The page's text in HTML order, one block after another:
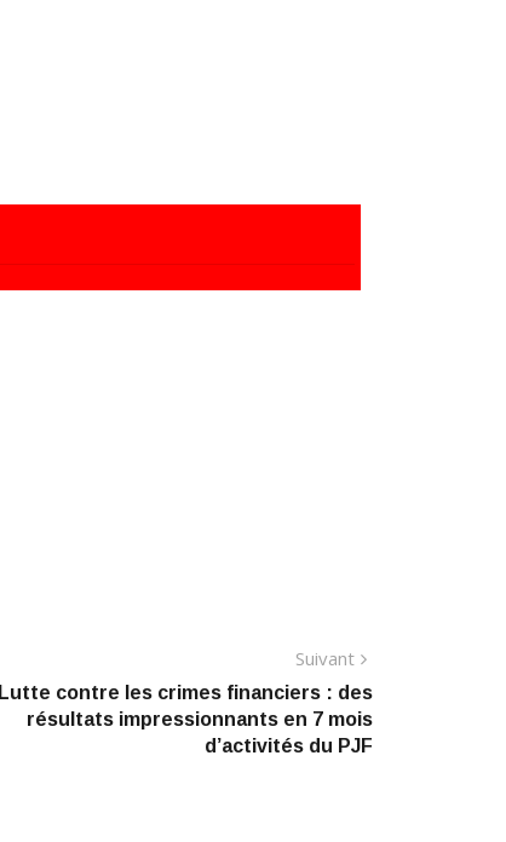
Suivant
Lutte contre les crimes financiers : des
résultats impressionnants en 7 mois
d’activités du PJF